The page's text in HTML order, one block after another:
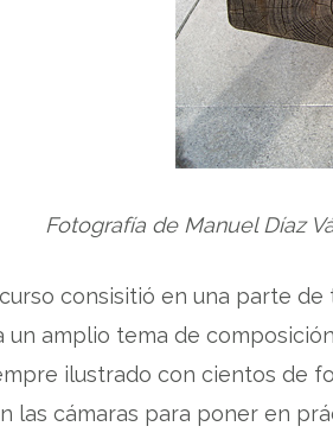
Fotografía de Manuel Díaz
consisitió en una parte
un amplio tema de
ilustrado con cientos de
las cámaras para poner en